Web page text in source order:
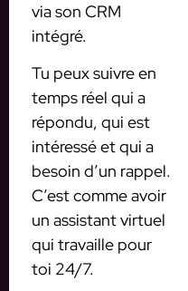
via son CRM
intégré.
Tu peux suivre en
temps réel qui a
répondu, qui est
intéressé et qui a
besoin d’un rappel.
C’est comme avoir
un assistant virtuel
qui travaille pour
toi 24/7.